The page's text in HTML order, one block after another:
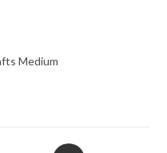
Medium